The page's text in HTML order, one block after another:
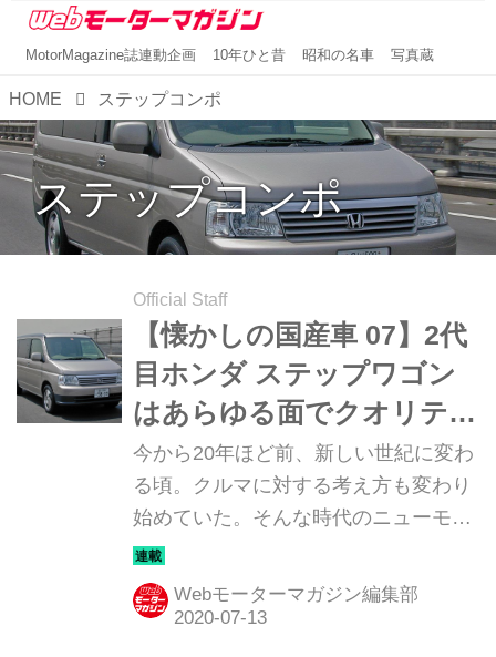
MotorMagazine誌連動企画 10年ひと昔 昭和の名車 写真蔵
HOME ステップコンポ
ステップコンポ
Official Staff
【懐かしの国産車 07】2代
目ホンダ ステップワゴン
はあらゆる面でクオリティ
を向上。オトーサン要注目
の1台に！
今から20年ほど前、新しい世紀に変わ
る頃。クルマに対する考え方も変わり
始めていた。そんな時代のニューモデ
ルのインプレッションを当時の写真と
記事で振り返ってみよう。今回は「ホ
ンダ ステップワゴン（2代目）」だ。
Webモーターマガジン編集部